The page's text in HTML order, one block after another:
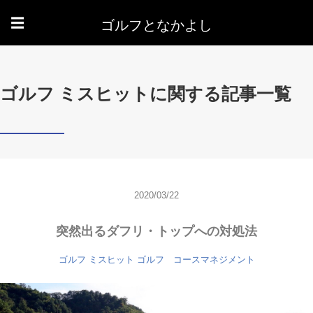
☰ ゴルフとなかよし
ゴルフ ミスヒットに関する記事一覧
2020/03/22
突然出るダフリ・トップへの対処法
ゴルフ ミスヒット ゴルフ コースマネジメント